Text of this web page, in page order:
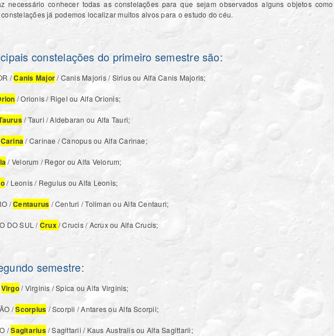
necessário conhecer todas as constelações para que sejam observados alguns objetos
já podemos localizar muitos alvos para o estudo do céu.
constelações do primeiro semestre são:
/Canis Major/ Canis Majoris / Sirius ou Alfa Canis Majoris;
/ Orionis / Rigel ou Alfa Orionis;
/ Tauri / Aldebaran ou Alfa Tauri;
Carina/ Carinae / Canopus ou Alfa Carinae;
/ Velorum / Regor ou Alfa Velorum;
/ Leonis / Regulus ou Alfa Leonis;
/Centaurus / Centuri / Toliman ou Alfa Centauri;
DO SUL /Crux/ Crucis / Acrux ou Alfa Crucis;
semestre:
Virgo/ Virginis / Spica ou Alfa Virginis;
/Scorpius / Scorpii / Antares ou Alfa Scorpii;
/Sagitarius / Sagittarii / Kaus Australis ou Alfa Sagittarii;